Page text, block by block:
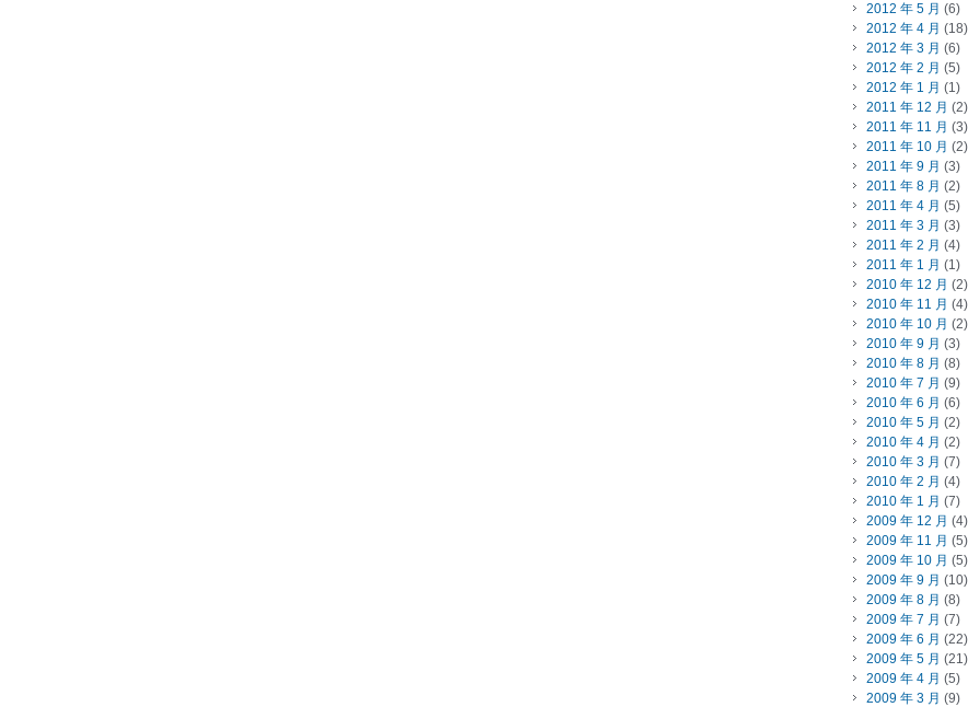
2012 年 5 月 (6)
2012 年 4 月 (18)
2012 年 3 月 (6)
2012 年 2 月 (5)
2012 年 1 月 (1)
2011 年 12 月 (2)
2011 年 11 月 (3)
2011 年 10 月 (2)
2011 年 9 月 (3)
2011 年 8 月 (2)
2011 年 4 月 (5)
2011 年 3 月 (3)
2011 年 2 月 (4)
2011 年 1 月 (1)
2010 年 12 月 (2)
2010 年 11 月 (4)
2010 年 10 月 (2)
2010 年 9 月 (3)
2010 年 8 月 (8)
2010 年 7 月 (9)
2010 年 6 月 (6)
2010 年 5 月 (2)
2010 年 4 月 (2)
2010 年 3 月 (7)
2010 年 2 月 (4)
2010 年 1 月 (7)
2009 年 12 月 (4)
2009 年 11 月 (5)
2009 年 10 月 (5)
2009 年 9 月 (10)
2009 年 8 月 (8)
2009 年 7 月 (7)
2009 年 6 月 (22)
2009 年 5 月 (21)
2009 年 4 月 (5)
2009 年 3 月 (9)